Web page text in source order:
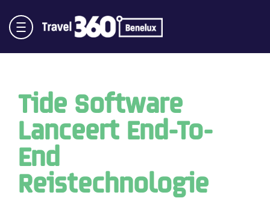
Tide Software
Lanceert End-To-
End
Reistechnologie